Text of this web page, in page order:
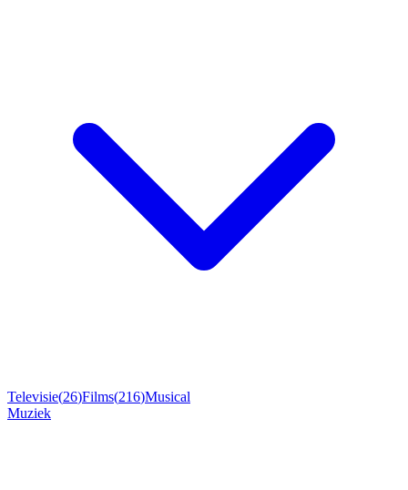
Televisie(26)Films(216)Musical
Muziek